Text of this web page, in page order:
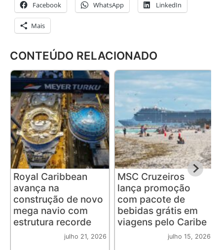
Facebook WhatsApp LinkedIn
Mais
CONTEÚDO RELACIONADO
Royal Caribbean
avança na
construção de novo
mega navio com
estrutura recorde
julho 21, 2026
MSC Cruzeiros
lança promoção
com pacote de
bebidas grátis em
viagens pelo Caribe
julho 15, 2026